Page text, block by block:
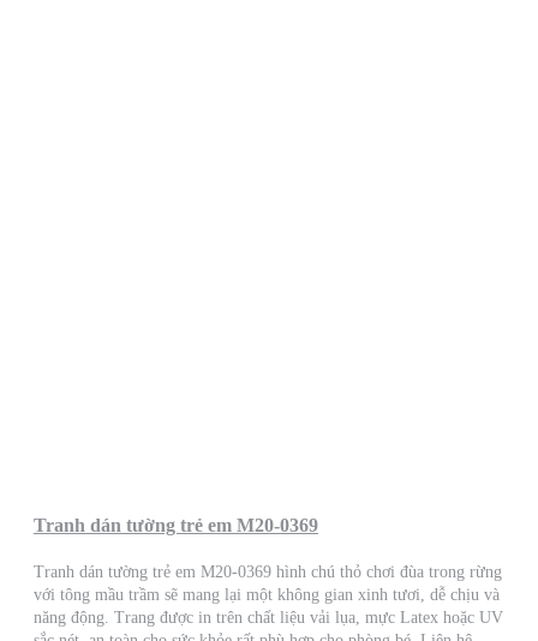
Tranh dán tường trẻ em M20-0369
Tranh dán tường trẻ em M20-0369 hình chú thỏ chơi đùa trong rừng
với tông mầu trầm sẽ mang lại một không gian xinh tươi, dễ chịu và
năng động. Trang được in trên chất liệu vải lụa, mực Latex hoặc UV